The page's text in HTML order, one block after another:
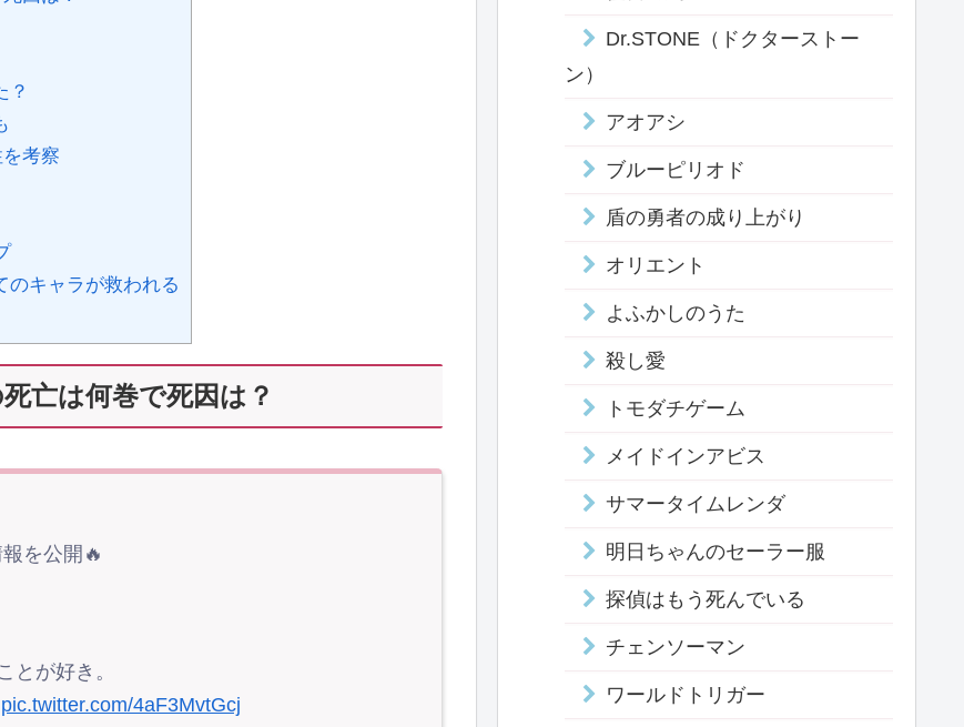
？
考察
のキャラが救われる
亡は何巻で死因は？
を公開🔥
とが好き。
pic.twitter.com/4aF3MvtGcj
Dr.STONE（ドクターストー
ン）
アオアシ
ブルーピリオド
盾の勇者の成り上がり
オリエント
よふかしのうた
殺し愛
トモダチゲーム
メイドインアビス
サマータイムレンダ
明日ちゃんのセーラー服
探偵はもう死んでいる
チェンソーマン
ワールドトリガー